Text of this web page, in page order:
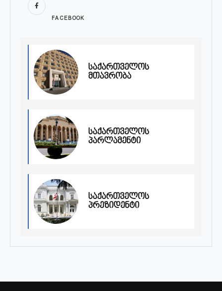
FACEBOOK
საქართველოს
მთავრობა
საქართველოს
პარლამენტი
საქართველოს
პრეზიდენტი